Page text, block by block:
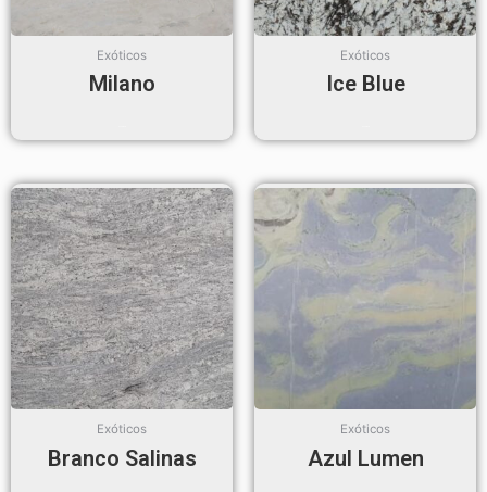
Exóticos
Milano
Exóticos
Ice Blue
Exóticos
Branco Salinas
Exóticos
Azul Lumen